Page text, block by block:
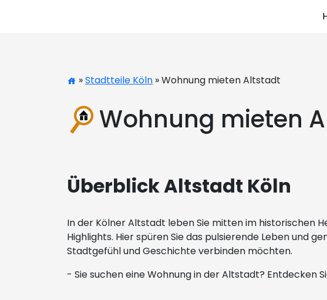
»Stadtteile Köln » Wohnung mieten Altstadt
Wohnung mieten
Überblick Altstadt Köln
In der Kölner Altstadt leben Sie mitten im historischen
Highlights. Hier spüren Sie das pulsierende Leben und
Stadtgefühl und Geschichte verbinden möchten.
- Sie suchen eine Wohnung in der Altstadt? Entdecken